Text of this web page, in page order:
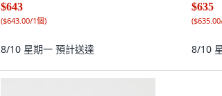
$643
($643.00/1個)
8/10 星期一 預計送達
$635
(
8/10